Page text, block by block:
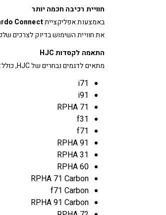
חוויית רכיבה חכמה יותר
באמצעות אפליקצייתCardo Connect
את חוויית השימוש בדיוק לצרכים
התאמה לקסדות HJC
מתאים לדגמים נבחרים של HJC, כולל:
i71
i91
RPHA 71
f31
f71
RPHA 91
RPHA 31
RPHA 60
RPHA 71 Carbon
f71 Carbon
RPHA 91 Carbon